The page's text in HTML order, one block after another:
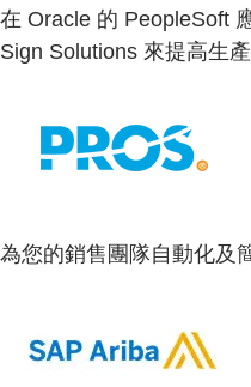
在 Oracle 的 PeopleSoft
Sign Solutions 來提高生產
為您的銷售團隊自動化及